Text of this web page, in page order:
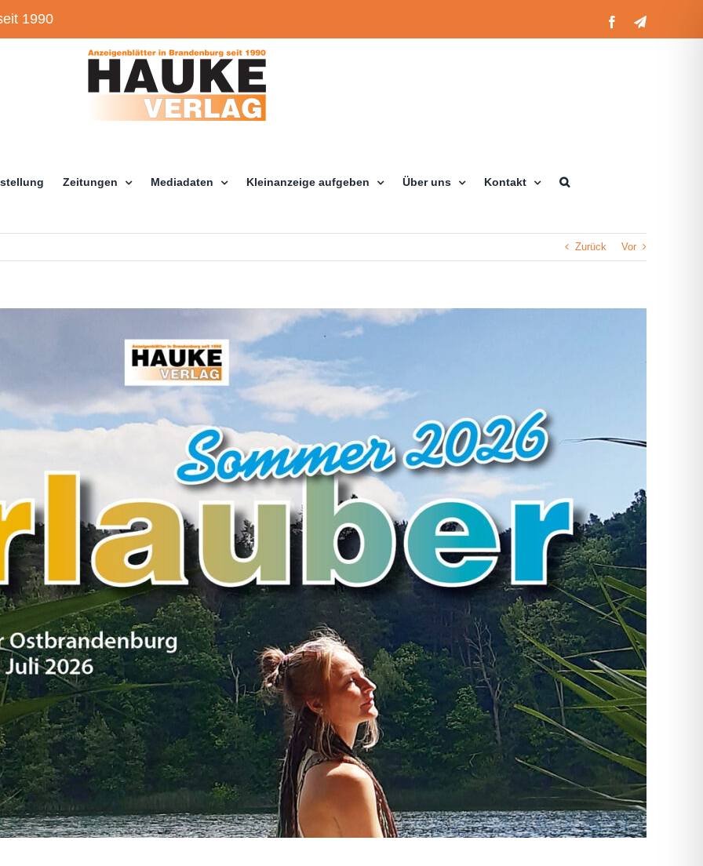
1990 FacebookTelegram
Zeitungen Mediadaten Kleinanzeige aufgeben Über uns Kontakt
Zurück Vor